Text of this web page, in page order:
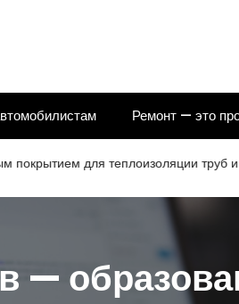
Ремонт — это
для теплоизоляции труб и
—